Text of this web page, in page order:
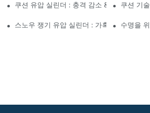
쿠션 유압 실린더 : 충격 감소 & 수명 연장
쿠션 기
스노우 쟁기 유압 실린더 : 가혹한 겨울 조건
수명을